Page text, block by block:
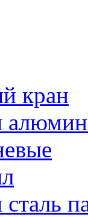
кран